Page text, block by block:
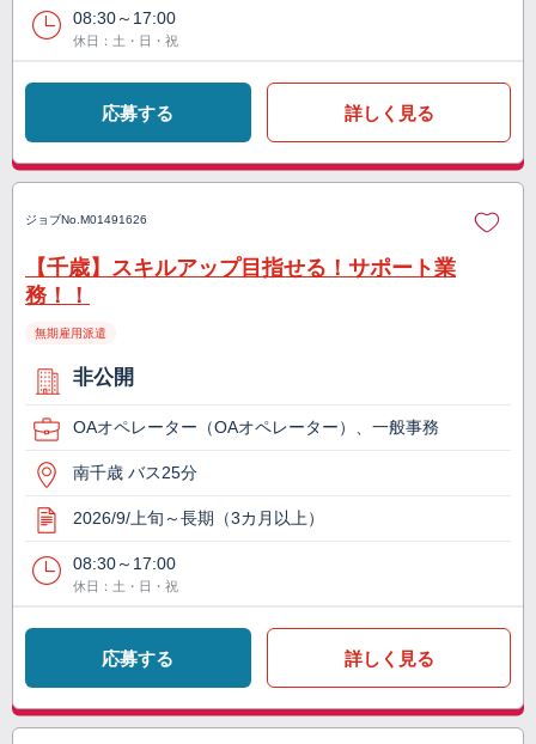
08:30～17:00
休日：土・日・祝
応募する 詳しく見る
ジョブNo. M01491626
【千歳】スキルアップ目指せる！サポート業
務！！
無期雇用派遣
非公開
OAオペレーター（OAオペレーター）、一般事務
南千歳 バス25分
2026/9/上旬～長期（3カ月以上）
08:30～17:00
休日：土・日・祝
応募する 詳しく見る